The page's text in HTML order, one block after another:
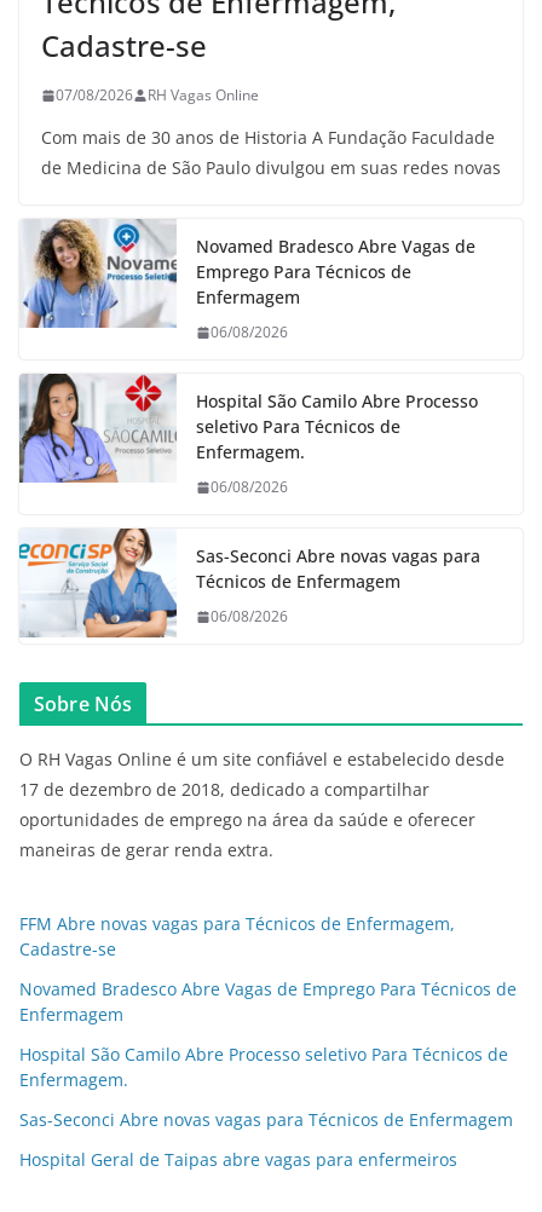
Cadastre-se
07/08/2026 RH Vagas Online
Com mais de 30 anos de Historia A Fundação Faculdade
de Medicina de São Paulo divulgou em suas redes novas
Novamed Bradesco Abre Vagas de
Emprego Para Técnicos de
Enfermagem
06/08/2026
Hospital São Camilo Abre Processo
seletivo Para Técnicos de
Enfermagem.
06/08/2026
Sas-Seconci Abre novas vagas para
Técnicos de Enfermagem
06/08/2026
Sobre Nós
O RH Vagas Online é um site confiável e estabelecido desde
17 de dezembro de 2018, dedicado a compartilhar
oportunidades de emprego na área da saúde e oferecer
maneiras de gerar renda extra.
FFM Abre novas vagas para Técnicos de Enfermagem,
Cadastre-se
Novamed Bradesco Abre Vagas de Emprego Para Técnicos de
Enfermagem
Hospital São Camilo Abre Processo seletivo Para Técnicos de
Enfermagem.
Sas-Seconci Abre novas vagas para Técnicos de Enfermagem
Hospital Geral de Taipas abre vagas para enfermeiros